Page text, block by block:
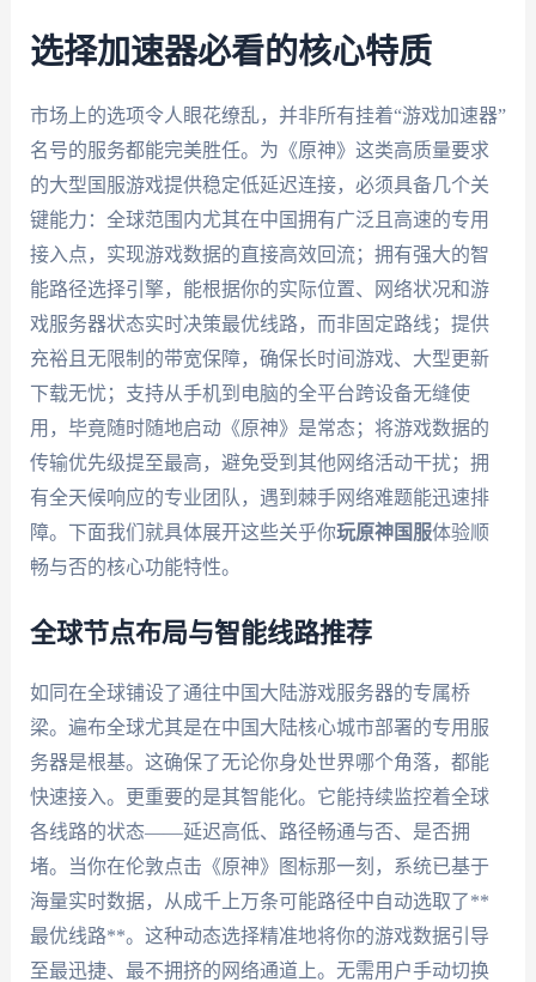
选择加速器必看的核心特质
市场上的选项令人眼花缭乱，并非所有挂着“游戏加速器”
名号的服务都能完美胜任。为《原神》这类高质量要求
的大型国服游戏提供稳定低延迟连接，必须具备几个关
键能力：全球范围内尤其在中国拥有广泛且高速的专用
接入点，实现游戏数据的直接高效回流；拥有强大的智
能路径选择引擎，能根据你的实际位置、网络状况和游
戏服务器状态实时决策最优线路，而非固定路线；提供
充裕且无限制的带宽保障，确保长时间游戏、大型更新
下载无忧；支持从手机到电脑的全平台跨设备无缝使
用，毕竟随时随地启动《原神》是常态；将游戏数据的
传输优先级提至最高，避免受到其他网络活动干扰；拥
有全天候响应的专业团队，遇到棘手网络难题能迅速排
障。下面我们就具体展开这些关乎你玩原神国服体验顺
畅与否的核心功能特性。
全球节点布局与智能线路推荐
如同在全球铺设了通往中国大陆游戏服务器的专属桥
梁。遍布全球尤其是在中国大陆核心城市部署的专用服
务器是根基。这确保了无论你身处世界哪个角落，都能
快速接入。更重要的是其智能化。它能持续监控着全球
各线路的状态——延迟高低、路径畅通与否、是否拥
堵。当你在伦敦点击《原神》图标那一刻，系统已基于
海量实时数据，从成千上万条可能路径中自动选取了**
最优线路**。这种动态选择精准地将你的游戏数据引导
至最迅捷、最不拥挤的网络通道上。无需用户手动切换